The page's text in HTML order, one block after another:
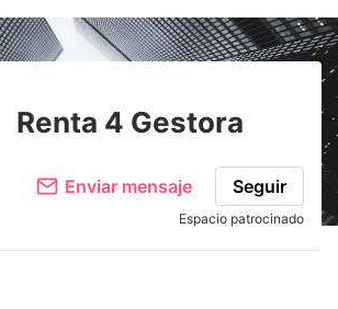
Adjuntar imagen Comentar
Renta 4 Gestora
Enviar mensaje Seguir
Espacio patrocinado